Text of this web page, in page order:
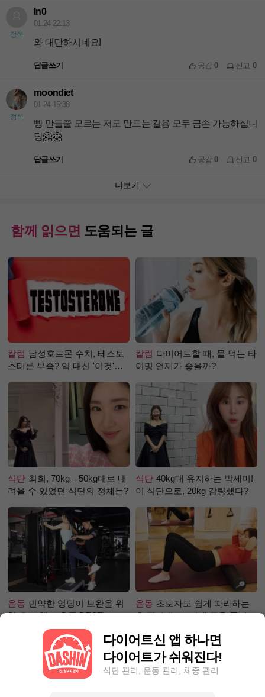
정석
In0
01.24 22:13
와 대단하시네요!
답글쓰기 공감0 신고 0
정석
moondiet
01.24 15:38
빵 만들줄 모르는 저도 만드는 걸용 모두 금손 가능하십니
당🤗🤗
답글쓰기 공감0 신고 0
더보기
함께 읽으면 도움되는 글
칼럼 남성호르몬 수치, 테스토
스테론 부족? 약 대신 '이것'으
칼럼 다이어트할 때, 물 먹는 타
이밍 언제가 좋을까?
식단 최희, 70kg→50kg대로 내
려올 수 있었던 식단의 정체는?
식단 40kg대 유지하는 박세미!
이 식단으로, 20kg 감량했다?
운동 빈약한 엉덩이 보완을 위
한 초보 헬스 운동 BEST!
운동 초보자도 쉽게 따라하는
홈 필라테스 –어깨 근육 풀어주
다이어트신 앱 하나면
다이어트가 쉬워진다!
식단 관리, 운동 관리, 체중 관리